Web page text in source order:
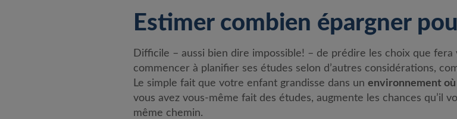
Estimer combien épargner
Difficile – aussi bien dire impossible! – de prédire les choix que
commencer à planifier ses études selon d’autres considérations,
Le simple fait que votre enfant grandisse dans un environnement où
vous avez vous-même fait des études, augmente les chances qu’il
même chemin.